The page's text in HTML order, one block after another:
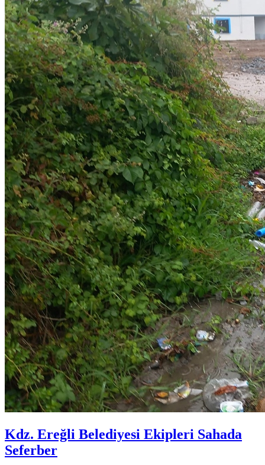
Kdz. Ereğli Belediyesi Ekipleri Sahada
Seferber